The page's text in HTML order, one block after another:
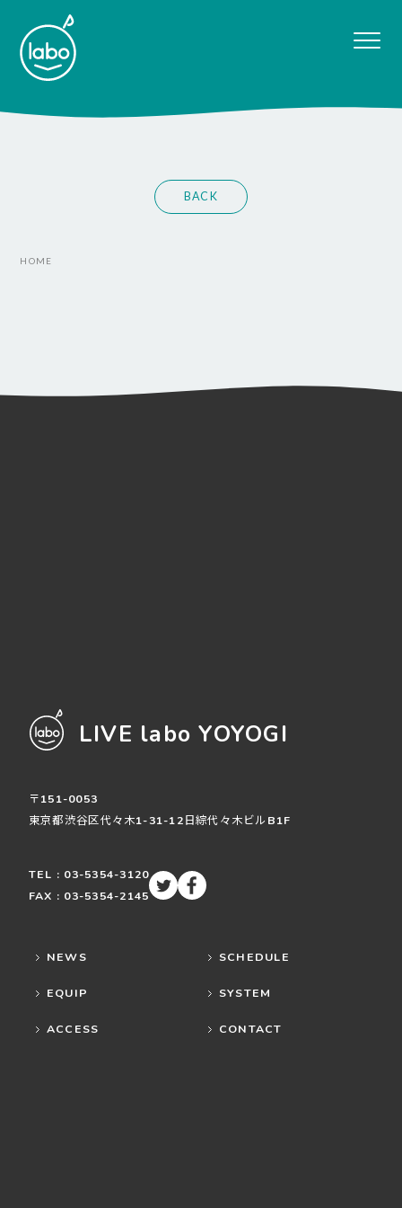
BACK
HOME
LIVE labo YOYOGI
〒151-0053
東京都渋谷区代々木1-31-12日綜代々木ビルB1F
TEL : 03-5354-3120
FAX : 03-5354-2145
NEWS SCHEDULE
EQUIP SYSTEM
ACCESS CONTACT